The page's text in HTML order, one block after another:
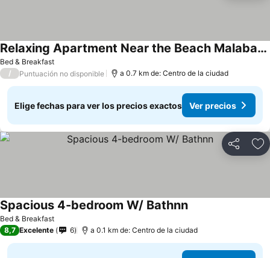
Bed & Breakfast
Relaxing Apartment Near the Beach Malabata Tanger
/ Puntuación no disponible a 0.7 km de: Centro de la ciudad
Elige fechas para ver los precios exactos Ver precios
Compartir
Bed & Breakfast
Spacious 4-bedroom W/ Bathnn
8,7 Excelente 6 a 0.1 km de: Centro de la ciudad